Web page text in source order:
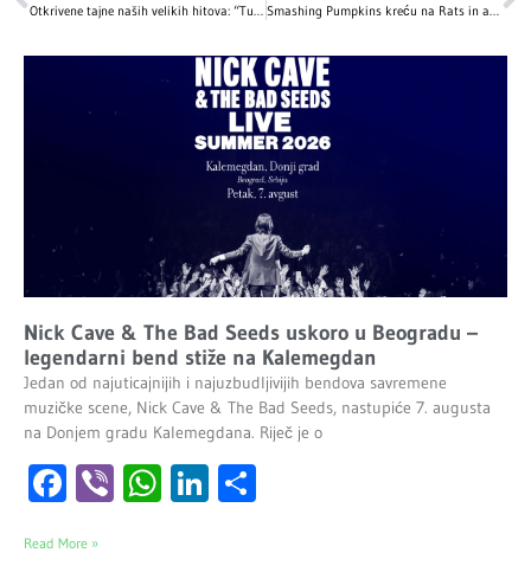
Nick Cave & The Bad Seeds uskoro u Beogradu –
legendarni bend stiže na Kalemegdan
Jedan od najuticajnijih i najuzbudljivijih bendova savremene
muzičke scene, Nick Cave & The Bad Seeds, nastupiće 7. augusta
na Donjem gradu Kalemegdana. Riječ je o
Facebook
ViberWhatsApp
LinkedIn
Read More »